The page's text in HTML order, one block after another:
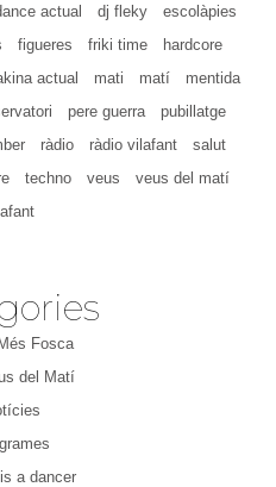
actual dj fleky
escolàpies
figueres friki time
hardcore
actual mati matí
mentida
pere guerra
pubillatge
ràdio ràdio vilafant
salut
techno veus
veus del matí
Fosca
del Matí
a dancer